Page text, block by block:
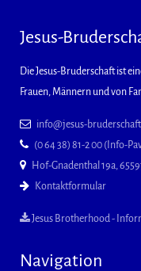
Jesus-
Die Jesus-Bruderschaft ist
Frauen, Männern und von
info@jesus-
(0 64 38) 81-2 00 (Info-
Hof-Gnadenthal 19a,
Kontaktformular
Jesus Brotherhood -
Navigation